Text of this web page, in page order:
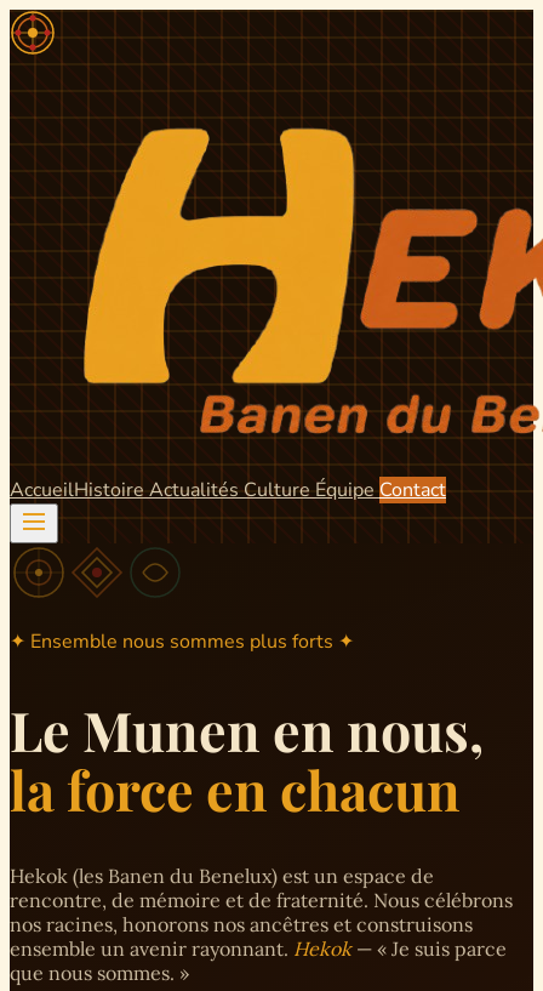
AccueilHistoire ActualitésCulture Équipe Contact
✦ Ensemble nous sommes plus forts ✦
Le Munen en nous,
la force en chacun
Hekok (les Banen du Benelux) est un espace de
rencontre, de mémoire et de fraternité. Nous célébrons
nos racines, honorons nos ancêtres et construisons
ensemble un avenir rayonnant. Hekok— « Je suis parce
que nous sommes. »